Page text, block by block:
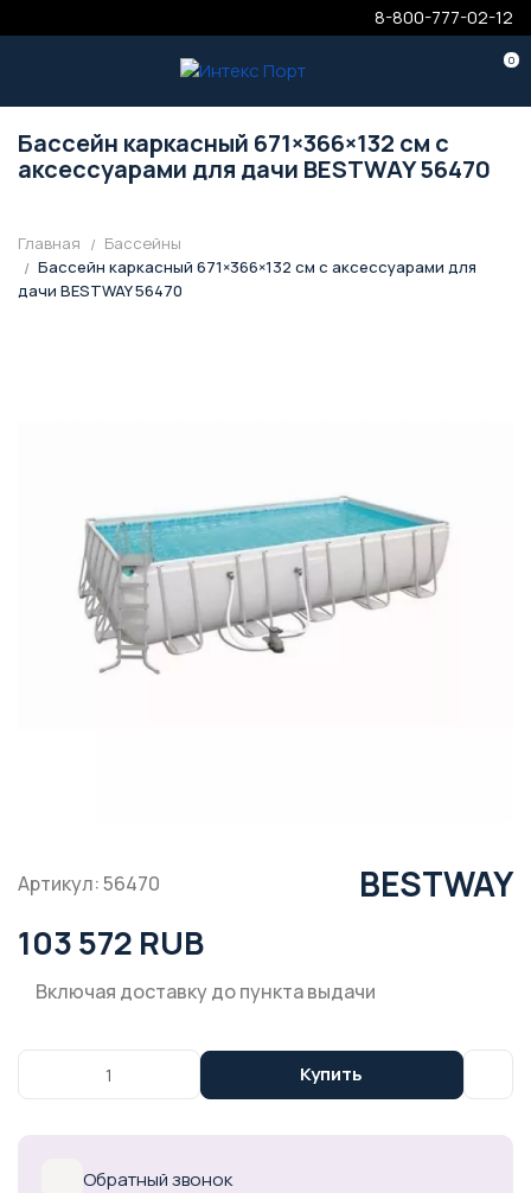
8-800-777-02-12
0
Бассейн каркасный 671×366×132 см с
аксессуарами для дачи BESTWAY 56470
Главная
Бассейны
Бассейн каркасный 671×366×132 см с аксессуарами для
дачи BESTWAY 56470
Артикул: 56470 BESTWAY
103 572 RUB
Включая доставку до пункта выдачи
Купить
Обратный звонок